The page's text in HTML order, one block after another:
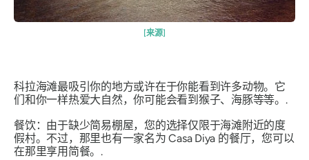
[来源]
科拉海滩最吸引你的地方或许在于你能看到许多动物。它
们和你一样热爱大自然，你可能会看到猴子、海豚等等。.
餐饮：由于缺少简易棚屋，您的选择仅限于海滩附近的度
假村。不过，那里也有一家名为 Casa Diya 的餐厅，您可以
在那里享用简餐。.